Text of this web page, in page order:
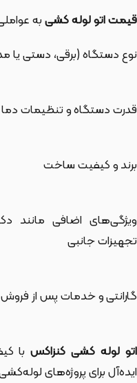
قیمت اتو لوله کشیبه
نوع دستگاه (برقی، دستی یا
قدرت دستگاه و تنظیمات دما
برند و کیفیت ساخت
ویژگی‌های اضافی مانند
تجهیزات جانبی
گارانتی و خدمات پس از فروش
اتو لوله کشی کنزاکسبا
ایده‌آل برای پروژه‌های